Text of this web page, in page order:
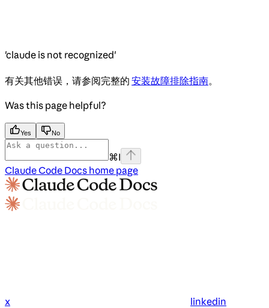
'claude is not recognized'
有关其他错误，请参阅完整的 安装故障排除指南。
Was this page helpful?
Yes No
⌘I
Claude Code Docs home page
x linkedin